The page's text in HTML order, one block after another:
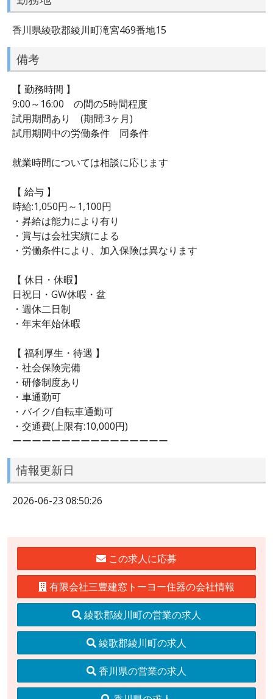
香川県綾歌郡綾川町滝宮469番地15
備考
【 勤務時間 】
9:00～16:00 の間の5時間程度
試用期間あり (期間:3ヶ月)
試用期間中の労働条件 同条件
就業時間については相談に応じます
【 給与 】
時給:1,050円～1,100円
・昇給は能力により有り
・賞与は会社実績による
・労働条件により、加入保険は異なります
【 休日・休暇】
日祝日・GW休暇・盆
・週休二日制
・年末年始休暇
【 福利厚生・待遇 】
・社会保険完備
・研修制度あり
・車通勤可
・バイク/自転車通勤可
・交通費(上限有:10,000円)
ーーーーーーーーーーーーーーーー
情報更新日
2026-06-23 08:50:26
この求人に応募
有限会社三豊建窓トーヨー住器の会社情報
綾歌郡綾川町の営業の求人
綾歌郡綾川町の求人
香川県の営業の求人